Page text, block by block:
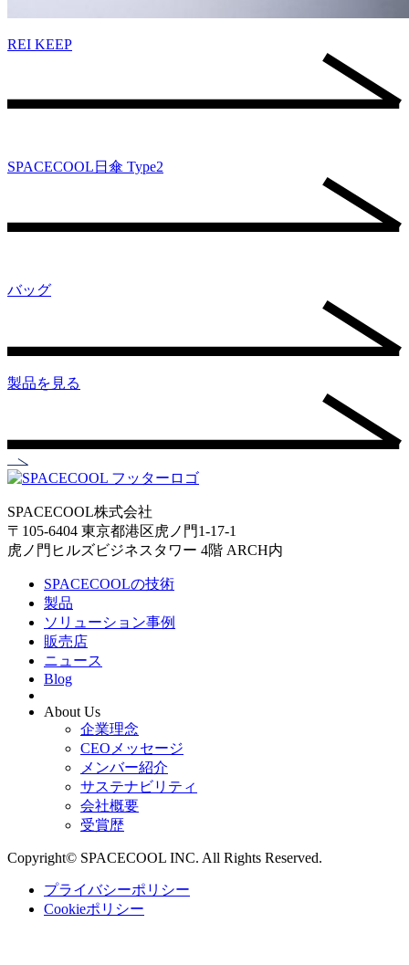
REI KEEP
SPACECOOL日傘 Type2
バッグ
製品を見る
SPACECOOL株式会社
〒105-6404 東京都港区虎ノ門1-17-1
虎ノ門ヒルズビジネスタワー 4階 ARCH内
SPACECOOLの技術
製品
ソリューション事例
販売店
ニュース
Blog
About Us
企業理念
CEOメッセージ
メンバー紹介
サステナビリティ
会社概要
受賞歴
Copyright© SPACECOOL INC. All Rights Reserved.
プライバシーポリシー
Cookieポリシー